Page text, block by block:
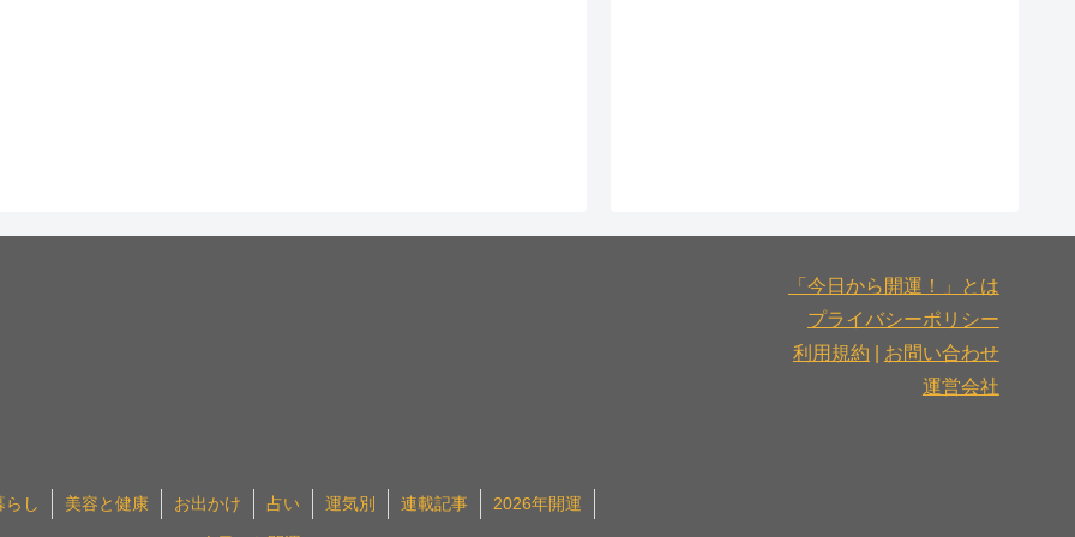
「今日から開運！」とは
プライバシーポリシー
利用規約
お問い合わせ
運営会社
らし 美容と健康 お出かけ 占い 運気別 連載記事 2026年開運